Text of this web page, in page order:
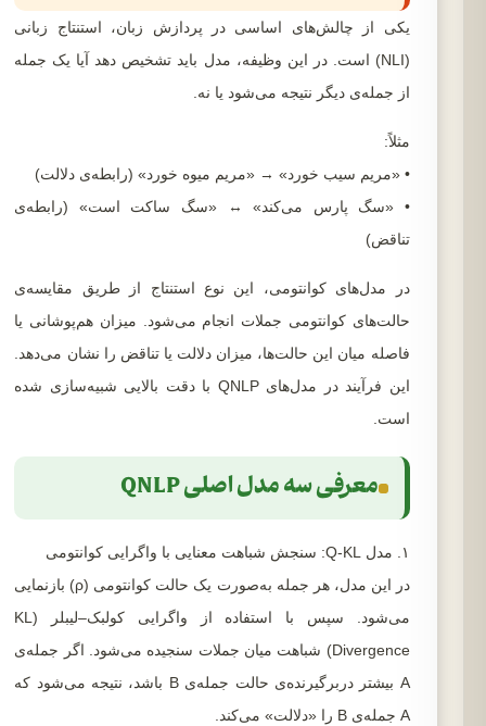
یکی از چالش‌های اساسی در پردازش زبان، استنتاج زبانی
(NLI) است. در این وظیفه، مدل باید تشخیص دهد آیا یک جمله
از جمله‌ی دیگر نتیجه می‌شود یا نه.
مثلاً:
• «مریم سیب خورد» → «مریم میوه خورد» (رابطه‌ی دلالت)
• «سگ پارس می‌کند» ↔ «سگ ساکت است» (رابطه‌ی
تناقض)
در مدل‌های کوانتومی، این نوع استنتاج از طریق مقایسه‌ی
حالت‌های کوانتومی جملات انجام می‌شود. میزان هم‌پوشانی یا
فاصله میان این حالت‌ها، میزان دلالت یا تناقض را نشان می‌دهد.
این فرآیند در مدل‌های QNLP با دقت بالایی شبیه‌سازی شده
است.
معرفی سه مدل اصلی QNLP
۱. مدل Q-KL: سنجش شباهت معنایی با واگرایی کوانتومی
در این مدل، هر جمله به‌صورت یک حالت کوانتومی (ρ) بازنمایی
می‌شود. سپس با استفاده از واگرایی کولبک–لیبلر (KL
Divergence) شباهت میان جملات سنجیده می‌شود. اگر جمله‌ی
A بیشتر دربرگیرنده‌ی حالت جمله‌ی B باشد، نتیجه می‌شود که
A جمله‌ی B را «دلالت» می‌کند.